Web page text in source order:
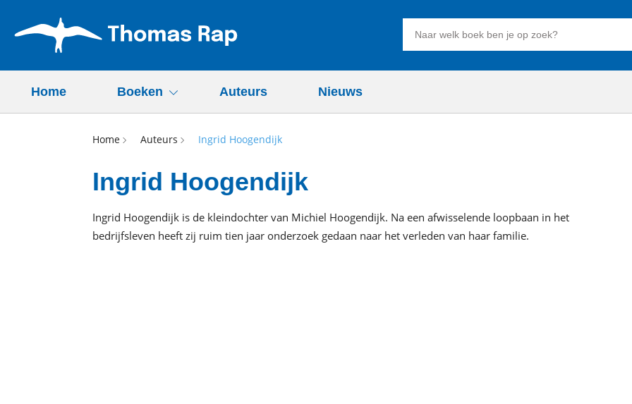
Zoeken
Home Boeken Auteurs Nieuws
Home Auteurs Ingrid Hoogendijk
Ingrid Hoogendijk
Ingrid Hoogendijk is de kleindochter van Michiel Hoogendijk. Na een afwisselende loopbaan in het
bedrijfsleven heeft zij ruim tien jaar onderzoek gedaan naar het verleden van haar familie.